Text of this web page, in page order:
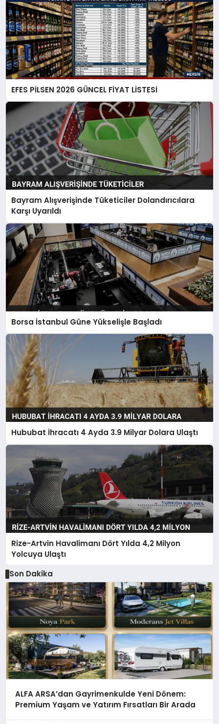
EFES PİLSEN 2026 GÜNCEL FİYAT LİSTESİ
Bayram Alışverişinde Tüketiciler Dolandırıcılara
Karşı Uyarıldı
Borsa İstanbul Güne Yükselişle Başladı
Hububat İhracatı 4 Ayda 3.9 Milyar Dolara Ulaştı
Rize-Artvin Havalimanı Dört Yılda 4,2 Milyon
Yolcuya Ulaştı
Son Dakika
ALFA ARSA’dan Gayrimenkulde Yeni Dönem:
Premium Yaşam ve Yatırım Fırsatları Bir Arada